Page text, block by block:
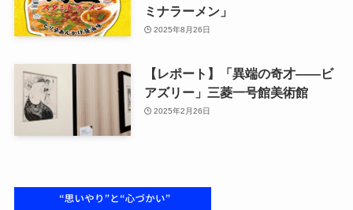
ミナラーメン」
2025年8月26日
【レポート】「異端の奇才――ビ
アズリー」三菱一号館美術館
2025年2月26日